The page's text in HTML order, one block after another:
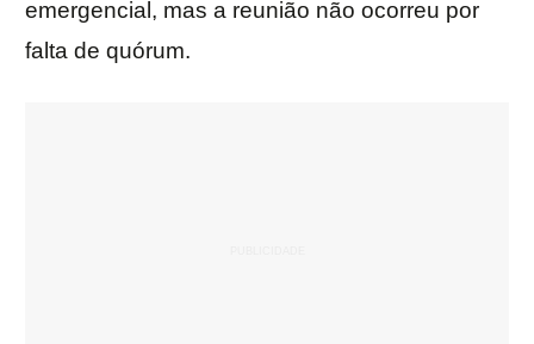
emergencial, mas a reunião não ocorreu por
falta de quórum.